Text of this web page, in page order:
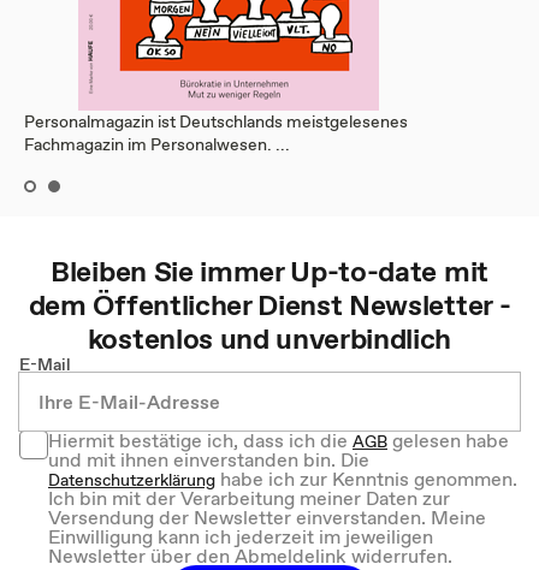
Personalmagazin ist Deutschlands meistgelesenes
Fachmagazin im Personalwesen. ...
Bleiben Sie immer Up-to-date mit
dem Öffentlicher Dienst Newsletter -
kostenlos und unverbindlich
E-Mail
Hiermit bestätige ich, dass ich dieAGBgelesen habe
und mit ihnen einverstanden bin. Die
Datenschutzerklärung habe ich zur Kenntnis genommen.
Ich bin mit der Verarbeitung meiner Daten zur
Versendung der Newsletter einverstanden. Meine
Einwilligung kann ich jederzeit im jeweiligen
Newsletter über den Abmeldelink widerrufen.